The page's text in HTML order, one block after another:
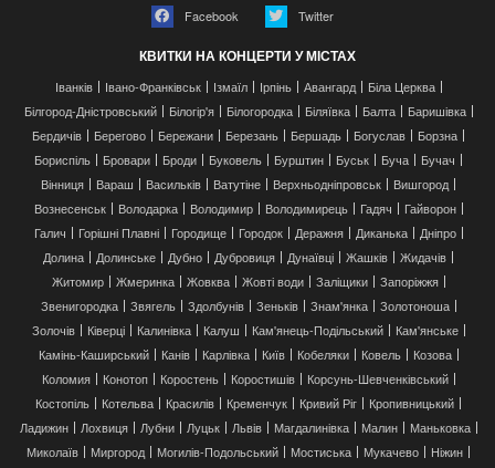
Facebook Twitter
КВИТКИ НА КОНЦЕРТИ У МІСТАХ
Іванків Івано-Франківськ Ізмаїл Ірпінь Авангард
Біла Церква
Білгород-Дністровський
Білогір'я Білогородка Біляївка Балта
Баришівка
Бердичів
Берегово Бережани Березань Бершадь Богуслав
Борзна
Бориспіль
Бровари Броди Буковель Бурштин Буськ Буча
Бучач
Вінниця
Вараш Васильків Ватутіне Верхньодніпровськ
Вишгород
Вознесенськ
Володарка Володимир Володимирець Гадяч
Гайворон
Галич
Горішні Плавні Городище Городок Деражня Диканька
Дніпро
Долина
Долинське Дубно Дубровиця Дунаївці Жашків
Жидачів
Житомир
Жмеринка Жовква Жовті води Заліщики
Запоріжжя
Звенигородка
Звягель Здолбунів Зеньків Знам'янка
Золотоноша
Золочів
Ківерці Калинівка Калуш Кам'янець-Подільський
Кам'янське
Камінь-Каширський
Канів Карлівка Київ Кобеляки Ковель
Козова
Коломия
Конотоп Коростень Коростишів
Корсунь-Шевченківський
Костопіль
Котельва Красилів Кременчук Кривий Ріг
Кропивницький
Ладижин
Лохвиця Лубни Луцьк Львів Магдалинівка Малин
Маньковка
Миколаїв
Миргород Могилів-Подольський Мостиська Мукачево
Ніжин